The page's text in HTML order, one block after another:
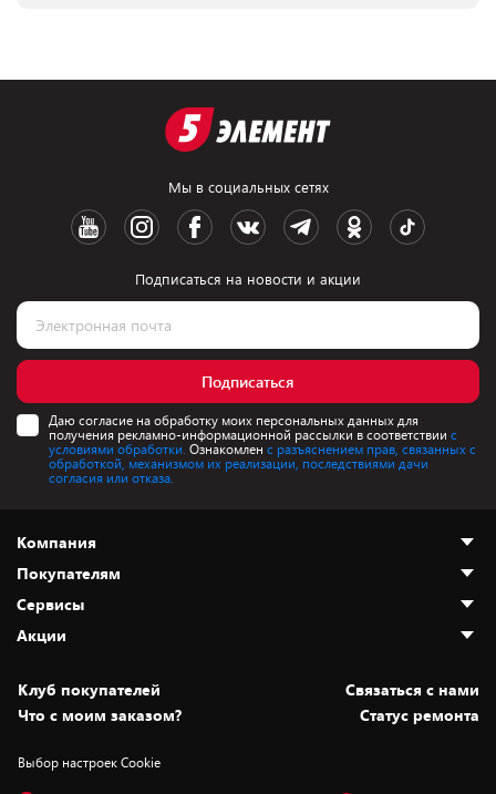
Мы в социальных сетях
Подписаться на новости и акции
Подписаться
Даю согласие на обработку моих персональных данных для
получения рекламно-информационной рассылки в соответствии с
условиями обработки. Ознакомлен с разъяснением прав, связанных с
обработкой, механизмом их реализации, последствиями дачи
согласия или отказа.
Компания
О нас
Адреса магазинов
Новости
Статьи и обзоры
Вакансии
Дай пять добру!
Покупателям
Как сделать заказ
Оплата и доставка
Безналичный расчёт
Обмен и возврат товара
Обработка персональных данных
Сервисы
Установка техники
Для игровых консолей
Для мобильных устройств
Акции
Скидки и промокоды
Белорусские товары
Бонусы
Клуб покупателей
Cвязаться с нами
Что с моим заказом?
Статус ремонта
Выбор настроек Cookie